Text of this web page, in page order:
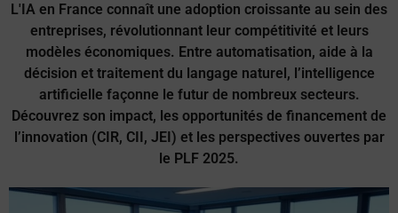
L'IA en France connaît une adoption croissante au sein des
entreprises, révolutionnant leur compétitivité et leurs
modèles économiques. Entre automatisation, aide à la
décision et traitement du langage naturel, l’intelligence
artificielle façonne le futur de nombreux secteurs.
Découvrez son impact, les opportunités de financement de
l’innovation (CIR, CII, JEI) et les perspectives ouvertes par
le PLF 2025.